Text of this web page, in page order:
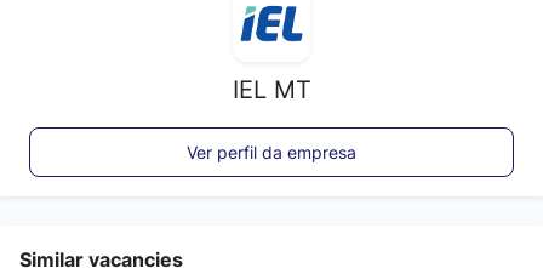
IEL MT
Ver perfil da empresa
Similar vacancies